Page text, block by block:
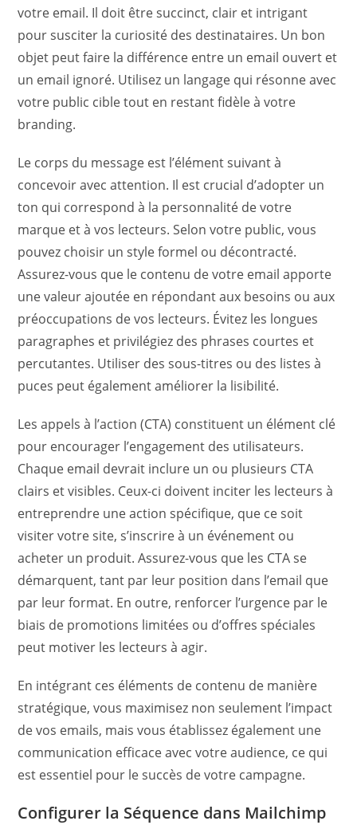
votre email. Il doit être succinct, clair et intrigant
pour susciter la curiosité des destinataires. Un bon
objet peut faire la différence entre un email ouvert et
un email ignoré. Utilisez un langage qui résonne avec
votre public cible tout en restant fidèle à votre
branding.
Le corps du message est l’élément suivant à
concevoir avec attention. Il est crucial d’adopter un
ton qui correspond à la personnalité de votre
marque et à vos lecteurs. Selon votre public, vous
pouvez choisir un style formel ou décontracté.
Assurez-vous que le contenu de votre email apporte
une valeur ajoutée en répondant aux besoins ou aux
préoccupations de vos lecteurs. Évitez les longues
paragraphes et privilégiez des phrases courtes et
percutantes. Utiliser des sous-titres ou des listes à
puces peut également améliorer la lisibilité.
Les appels à l’action (CTA) constituent un élément clé
pour encourager l’engagement des utilisateurs.
Chaque email devrait inclure un ou plusieurs CTA
clairs et visibles. Ceux-ci doivent inciter les lecteurs à
entreprendre une action spécifique, que ce soit
visiter votre site, s’inscrire à un événement ou
acheter un produit. Assurez-vous que les CTA se
démarquent, tant par leur position dans l’email que
par leur format. En outre, renforcer l’urgence par le
biais de promotions limitées ou d’offres spéciales
peut motiver les lecteurs à agir.
En intégrant ces éléments de contenu de manière
stratégique, vous maximisez non seulement l’impact
de vos emails, mais vous établissez également une
communication efficace avec votre audience, ce qui
est essentiel pour le succès de votre campagne.
Configurer la Séquence dans Mailchimp